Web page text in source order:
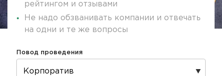
рейтингом и отзывами
Не надо обзванивать компании и отвечать
на одни и те же вопросы
Повод проведения